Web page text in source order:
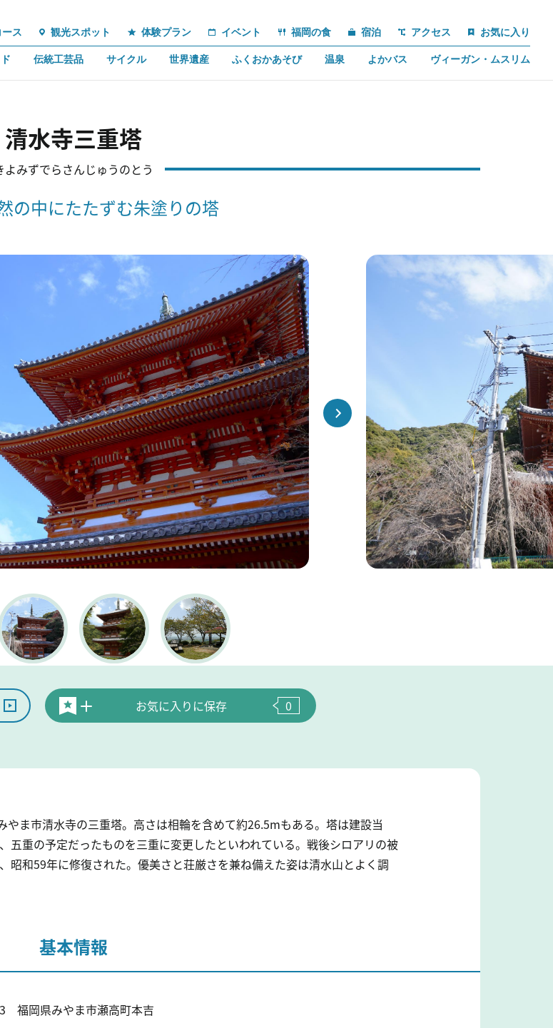
ス 観光スポット 体験プラン イベント 福岡の食 宿泊 アクセス お気に入り
伝統工芸品 サイクル 世界遺産 ふくおかあそび 温泉 よかバス ヴィーガン・ムスリム
清水寺三重塔
よみずでらさんじゅうのとう
の中にたたずむ朱塗りの塔
お気に入りに保存 0
ま市清水寺の三重塔。高さは相輪を含めて約26.5mもある。塔は建設当
五重の予定だったものを三重に変更したといわれている。戦後シロアリの被
昭和59年に修復された。優美さと荘厳さを兼ね備えた姿は清水山とよく調
基本情報
福岡県みやま市瀬高町本吉